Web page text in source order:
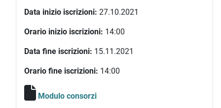
Data inizio iscrizioni: 27.10.2021
Orario inizio iscrizioni: 14:00
Data fine iscrizioni: 15.11.2021
Orario fine iscrizioni: 14:00
Modulo consorzi